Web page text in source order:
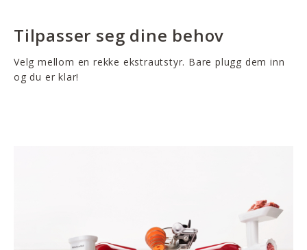
Tilpasser seg dine behov
Velg mellom en rekke ekstrautstyr. Bare plugg dem inn
og du er klar!